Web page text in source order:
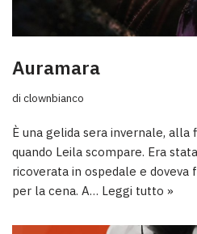
Auramara
di clownbianco
È una gelida sera invernale, alla
quando Leila scompare. Era
ricoverata in ospedale e
per la cena. A… Leggi tutto »